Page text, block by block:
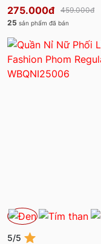
275.000đ
459.000đ
25 sản phẩm đã bán
5/5